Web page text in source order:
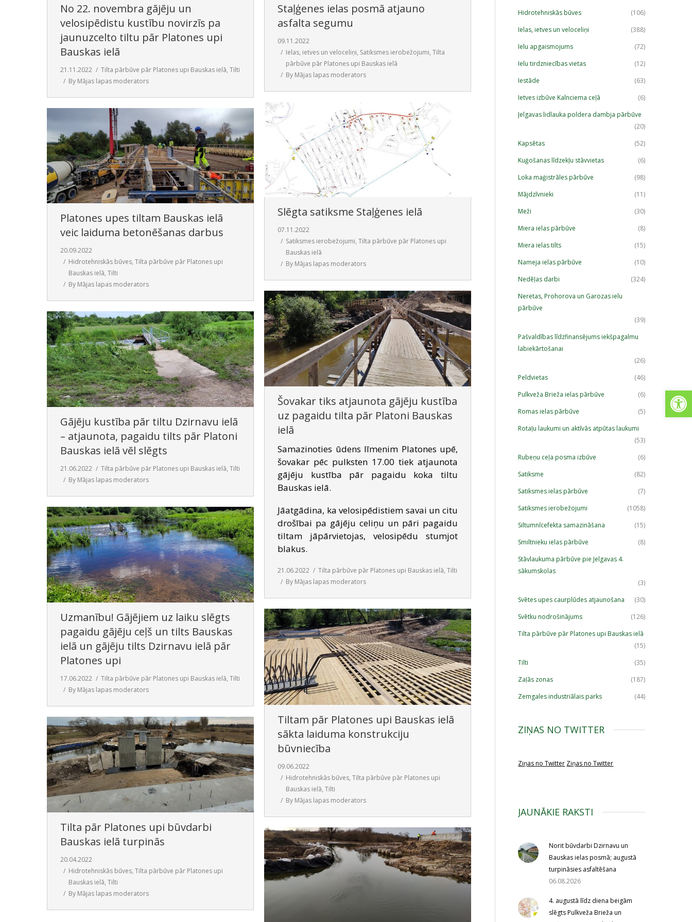
No 22. novembra gājēju un
velosipēdistu kustību novirzīs pa
jaunuzcelto tiltu pār Platones upi
Bauskas ielā
21.11.2022 Tilta pārbūve pār Platones upi Bauskas ielā, Tilti
By Mājas lapas moderators
Staļģenes ielas posmā atjauno
asfalta segumu
09.11.2022
Ielas, ietves un veloceliņi, Satiksmes ierobežojumi, Tilta
pārbūve pār Platones upi Bauskas ielā
By Mājas lapas moderators
Slēgta satiksme Staļģenes ielā
07.11.2022
Satiksmes ierobežojumi, Tilta pārbūve pār Platones upi
Bauskas ielā
By Mājas lapas moderators
Platones upes tiltam Bauskas ielā
veic laiduma betonēšanas darbus
20.09.2022
Hidrotehniskās būves, Tilta pārbūve pār Platones upi
Bauskas ielā, Tilti
By Mājas lapas moderators
Šovakar tiks atjaunota gājēju kustība
uz pagaidu tilta pār Platoni Bauskas
ielā
Samazinoties ūdens līmenim Platones upē,
šovakar pēc pulksten 17.00 tiek atjaunota
gājēju kustība pār pagaidu koka tiltu
Bauskas ielā.
Jāatgādina, ka velosipēdistiem savai un citu
drošībai pa gājēju celiņu un pāri pagaidu
tiltam jāpārvietojas, velosipēdu stumjot
blakus.
21.06.2022 Tilta pārbūve pār Platones upi Bauskas ielā, Tilti
By Mājas lapas moderators
Gājēju kustība pār tiltu Dzirnavu ielā
– atjaunota, pagaidu tilts pār Platoni
Bauskas ielā vēl slēgts
21.06.2022 Tilta pārbūve pār Platones upi Bauskas ielā, Tilti
By Mājas lapas moderators
Uzmanību! Gājējiem uz laiku slēgts
pagaidu gājēju ceļš un tilts Bauskas
ielā un gājēju tilts Dzirnavu ielā pār
Platones upi
17.06.2022 Tilta pārbūve pār Platones upi Bauskas ielā, Tilti
By Mājas lapas moderators
Tiltam pār Platones upi Bauskas ielā
sākta laiduma konstrukciju
būvniecība
09.06.2022
Hidrotehniskās būves, Tilta pārbūve pār Platones upi
Bauskas ielā, Tilti
By Mājas lapas moderators
Tilta pār Platones upi būvdarbi
Bauskas ielā turpinās
20.04.2022
Hidrotehniskās būves, Tilta pārbūve pār Platones upi
Bauskas ielā, Tilti
By Mājas lapas moderators
Hidrotehniskās būves
(106)
Ielas, ietves un veloceliņi
(388)
Ielu apgaismojums
(72)
Ielu tirdzniecības vietas
(12)
Iestāde
(63)
Ietves izbūve Kalnciema ceļā
(6)
Jelgavas lidlauka poldera dambja pārbūve
(20)
Kapsētas
(52)
Kuģošanas līdzekļu stāvvietas
(6)
Loka maģistrāles pārbūve
(98)
Mājdzīvnieki
(11)
Meži
(30)
Miera ielas pārbūve
(8)
Miera ielas tilts
(15)
Nameja ielas pārbūve
(10)
Nedēļas darbi
(324)
Neretas, Prohorova un Garozas ielu
pārbūve
(39)
Pašvaldības līdzfinansējums iekšpagalmu
labiekārtošanai
(26)
Peldvietas
(46)
Pulkveža Brieža ielas pārbūve
(6)
Romas ielas pārbūve
(5)
Rotaļu laukumi un aktīvās atpūtas laukumi
(53)
Rubeņu ceļa posma izbūve
(6)
Satiksme
(82)
Satiksmes ielas pārbūve
(7)
Satiksmes ierobežojumi
(1058)
Siltumnīcefekta samazināšana
(15)
Smiltnieku ielas pārbūve
(8)
Stāvlaukuma pārbūve pie Jelgavas 4.
sākumskolas
(3)
Svētes upes caurplūdes atjaunošana
(30)
Svētku nodrošinājums
(126)
Tilta pārbūve pār Platones upi Bauskas ielā
(15)
Tilti
(35)
Zaļās zonas
(187)
Zemgales industriālais parks
(44)
ZIŅAS NO TWITTER
Ziņas no Twitter Ziņas no Twitter
JAUNĀKIE RAKSTI
Norit būvdarbi Dzirnavu un
Bauskas ielas posmā; augustā
turpināsies asfaltēšana
06.08.2026
4. augustā līdz diena beigām
slēgts Pulkveža Brieža un